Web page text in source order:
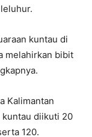
kuntau di
melahirkan bibit
Kalimantan
kuntau diikuti 20
120.